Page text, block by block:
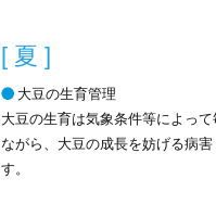
[ 夏 ]
大豆の生育管理
大豆の生育は気象条件等によっ
ながら、大豆の成長を妨げる病
す。